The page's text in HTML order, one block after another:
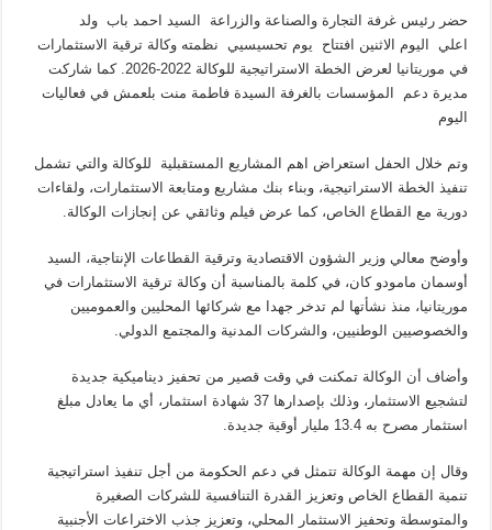
حضر رئيس غرفة التجارة والصناعة والزراعة السيد احمد باب ولد
اعلي اليوم الاثنين افتتاح يوم تحسيسيي نظمته وكالة ترقية الاستثمارات
في موريتانيا لعرض الخطة الاستراتيجية للوكالة 2022-2026
. كما شاركت
مديرة دعم المؤسسات بالغرفة السيدة فاطمة منت بلعمش في فعاليات
اليوم
وتم خلال الحفل استعراض اهم المشاريع المستقبلية للوكالة والتي تشمل
تنفيذ الخطة الاستراتيجية، وبناء بنك مشاريع ومتابعة الاستثمارات، ولقاءات
دورية مع القطاع الخاص، كما عرض فيلم وثائقي عن إنجازات الوكالة.
وأوضح معالي وزير الشؤون الاقتصادية وترقية القطاعات الإنتاجية، السيد
أوسمان مامودو كان، في كلمة بالمناسبة أن وكالة ترقية الاستثمارات في
موريتانيا، منذ نشأتها لم تدخر جهدا مع شركائها المحليين والعموميين
والخصوصيين الوطنيين، والشركات المدنية والمجتمع الدولي.
وأضاف أن الوكالة تمكنت في وقت قصير من تحفيز ديناميكية جديدة
لتشجيع الاستثمار، وذلك بإصدارها 37 شهادة استثمار، أي ما يعادل مبلغ
استثمار مصرح به 13.4 مليار أوقية جديدة
.
وقال إن مهمة الوكالة تتمثل في دعم الحكومة من أجل تنفيذ استراتيجية
تنمية القطاع الخاص وتعزيز القدرة التنافسية للشركات الصغيرة
والمتوسطة وتحفيز الاستثمار المحلي، وتعزيز جذب الاختراعات الأجنبية